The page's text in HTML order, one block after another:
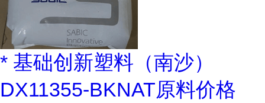
* 基础创新塑料（南沙）
DX11355-BKNAT原料价格